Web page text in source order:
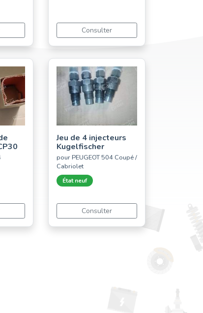
Consulter
Jeu de 4 injecteurs
Kugelfischer
pour PEUGEOT 504 Coupé /
Cabriolet
État neuf
Consulter